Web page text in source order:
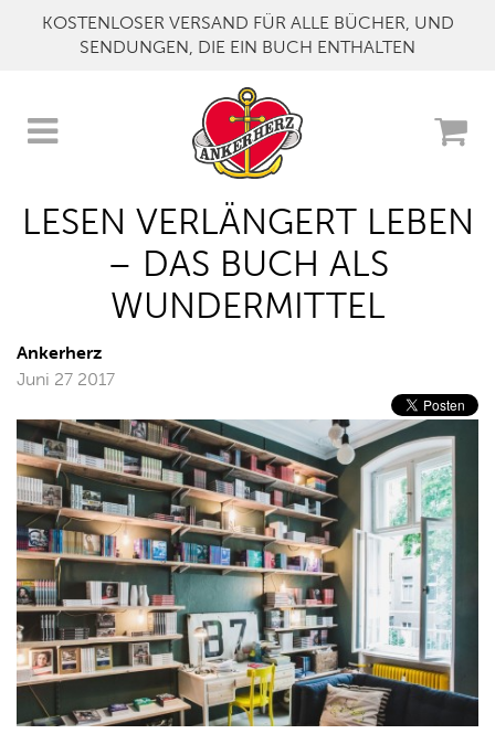
KOSTENLOSER VERSAND FÜR ALLE BÜCHER, UND
SENDUNGEN, DIE EIN BUCH ENTHALTEN
LESEN VERLÄNGERT LEBEN
– DAS BUCH ALS
WUNDERMITTEL
Ankerherz
Juni 27 2017